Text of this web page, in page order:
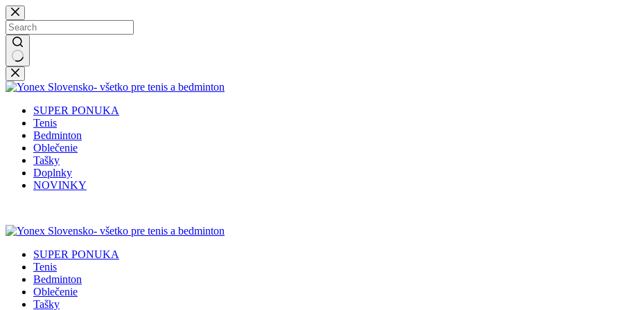
Skip
to
content
No
results
SUPER PONUKA
Tenis
Bedminton
Oblečenie
Tašky
Doplnky
NOVINKY
SUPER PONUKA
Tenis
Bedminton
Oblečenie
Tašky